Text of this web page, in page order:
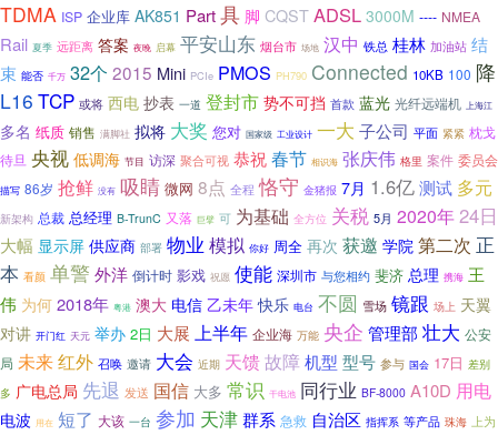
TDMA ISP 企业库 AK851 Part具 脚 CQSTADSL 3000M ---- NMEA
Rail 夏季 远距离 答案 夜晚 启幕 平安山东 烟台市 场地 汉中 铁总 桂林 加油站 结
束 能否 千万 32个 2015 Mini PCIe PMOS PH790 Connected 10KB 100 降
L16 TCP 或将 西电 抄表 一道 登封市 势不可挡 首款 蓝光 光纤远端机 上海江
多名 纸质 销售 满脚社 拟将 大奖 您对 国家级 工业设计 一大 子公司 平面 紧紧 枕戈
待旦 央视 低调海 节目 访深 聚合可视 恭祝春节 相识海 张庆伟 格里 案件 委员会
描写 86岁 抢鲜 没有 吸睛 微网 8点 全程 恪守 金猪报 7月 1.6亿测试 多元
新架构 总裁 总经理 B-TrunC 又落 巨擘 可 为基础 全方位 关税 5月 2020年24日
大幅 显示屏 供应商 部署 物业 模拟 你好 周全 再次 获邀 学院 第二次 正
本 看颜 单警外洋 倒计时 影戏 祝愿 使能 深圳市 与您相约 斐济 总理 携海 王
伟 为何 2018年 粤港 澳大 电信 乙未年 快乐 电台 不圆 雪场 镜跟 场上 天翼
对讲 开门红 天元 举办 2日 大展 上半年 企业海 万能 央企 管理部 壮大 公安
局 未来红外 召唤 邀请 大会 近期 天馈故障机型 型号 参与 国会 17日 差别
多 广电总局 先退 发送 国信 大多 常识 干电池 同行业 BF-8000 A10D 用电
电波 用在 短了 大该 一台 参加 天津群系 急救 自治区 指挥系 等产品 珠海 上为